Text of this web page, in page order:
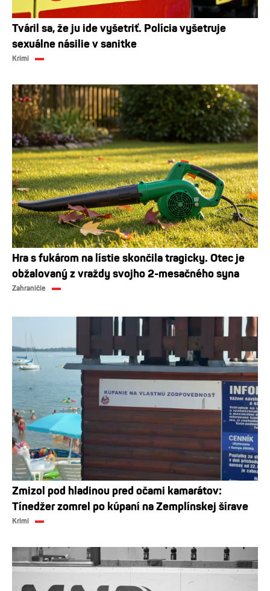
Tváril sa, že ju ide vyšetriť. Polícia vyšetruje
sexuálne násilie v sanitke
Krimi
Hra s fukárom na lístie skončila tragicky. Otec je
obžalovaný z vraždy svojho 2-mesačného syna
Zahraničie
Zmizol pod hladinou pred očami kamarátov:
Tínedžer zomrel po kúpaní na Zemplínskej šírave
Krimi